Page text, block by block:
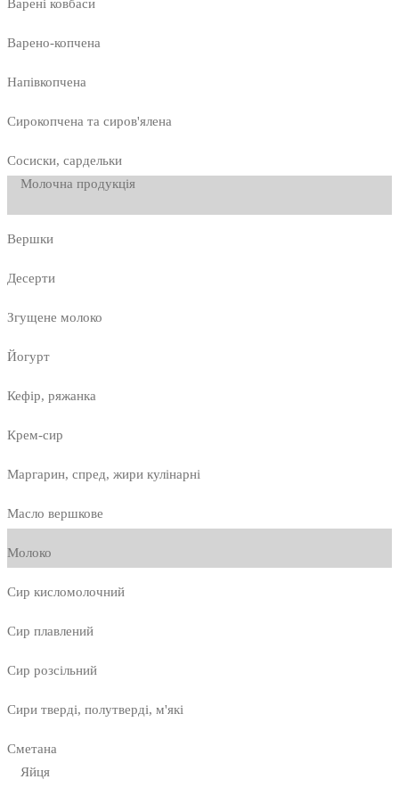
Варені ковбаси
Варено-копчена
Напівкопчена
Сирокопчена та сиров'ялена
Сосиски, сардельки
Молочна продукція
Вершки
Десерти
Згущене молоко
Йогурт
Кефір, ряжанка
Крем-сир
Маргарин, спред, жири кулінарні
Масло вершкове
Молоко
Сир кисломолочний
Сир плавлений
Сир розсільний
Сири тверді, полутверді, м'які
Сметана
Яйця